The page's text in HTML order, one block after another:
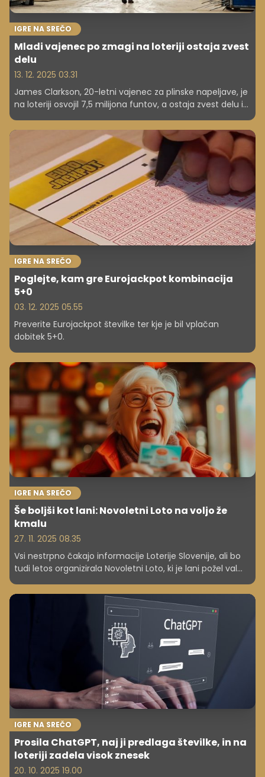
IGRE NA SREČO
Mladi vajenec po zmagi na loteriji ostaja zvest
delu
13. 12. 2025 03.31
James Clarkson, 20-letni vajenec za plinske napeljave, je
na loteriji osvojil 7,5 milijona funtov, a ostaja zvest delu in
načrtom za prihodnost. Preberite njegovo zgodbo.
IGRE NA SREČO
Poglejte, kam gre Eurojackpot kombinacija
5+0
03. 12. 2025 05.55
Preverite Eurojackpot številke ter kje je bil vplačan
dobitek 5+0.
IGRE NA SREČO
Še boljši kot lani: Novoletni Loto na voljo že
kmalu
27. 11. 2025 08.35
Vsi nestrpno čakajo informacije Loterije Slovenije, ali bo
tudi letos organizirala Novoletni Loto, ki je lani požel val
IGRE NA SREČO
Prosila ChatGPT, naj ji predlaga številke, in na
loteriji zadela visok znesek
20. 10. 2025 19.00